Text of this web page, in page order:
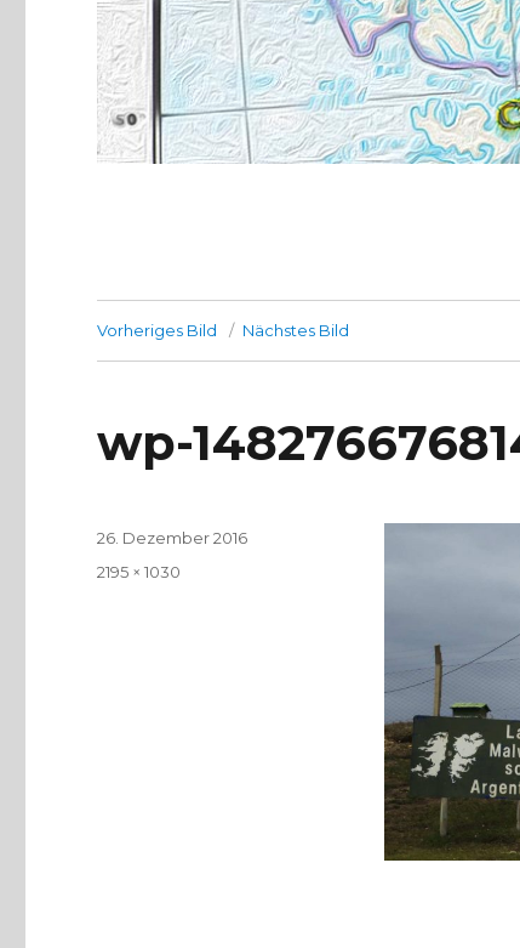
Vorheriges Bild Nächstes Bild
wp-
Veröffentlicht
26. Dezember 2016
Volle
2195 × 1030